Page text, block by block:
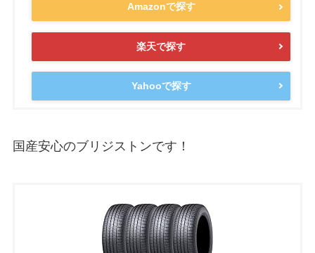
Amazonで探す
楽天で探す
Yahooで探す
国産安心のブリジストンです！